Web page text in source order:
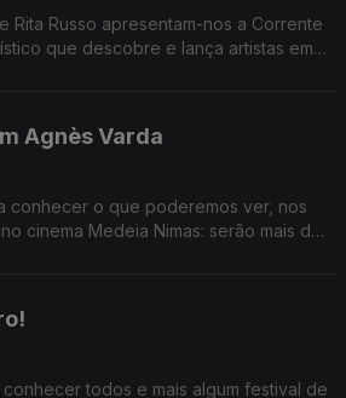
Rita Russo apresentam-nos a Corrente
que descobre e lança artistas em
Agnès Varda
conhecer o que poderemos ver, nos
cinema Medeia Nimas: serão mais de
todos e mais algum festival de